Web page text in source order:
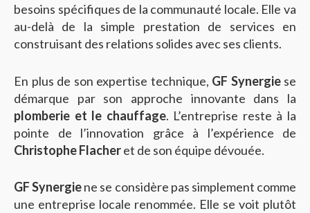
besoins spécifiques de la communauté locale. Elle va
au-delà de la simple prestation de services en
construisant des relations solides avec ses clients.
En plus de son expertise technique, GF Synergiese
démarque par son approche innovante dans la
plomberie et le chauffage. L’entreprise reste à la
pointe de l’innovation grâce à l’expérience de
Christophe Flacheret de son équipe dévouée.
GF Synergiene se considère pas simplement comme
une entreprise locale renommée. Elle se voit plutôt